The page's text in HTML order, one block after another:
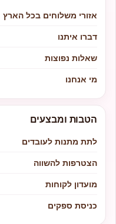
אזורי משלוחים בכל הארץ
דברו איתנו
שאלות נפוצות
מי אנחנו
הטבות ומבצעים
לתת מתנות לעובדים
הצטרפות להשווה
מועדון לקוחות
כניסת ספקים